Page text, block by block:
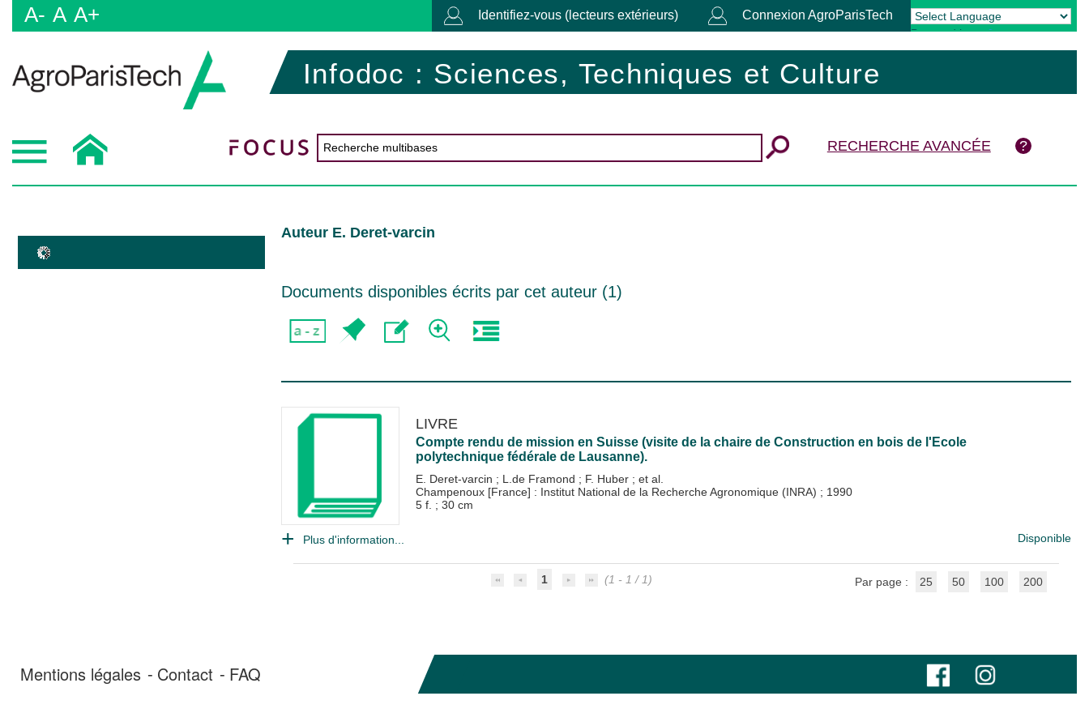
A- A A+ Identifiez-vous (lecteurs extérieurs) Connexion AgroParisTech
Powered by Translate
Infodoc : Sciences, Techniques et Culture
RECHERCHE AVANCÉE
Auteur E. Deret-varcin
Documents disponibles écrits par cet auteur (1)
LIVRE
Compte rendu de mission en Suisse (visite de la chaire de Construction en bois de l'Ecole
polytechnique fédérale de Lausanne).
E. Deret-varcin ; L.de Framond ; F. Huber ; et al.
Champenoux [France] : Institut National de la Recherche Agronomique (INRA) ; 1990
5 f. ; 30 cm
Plus d'information... Disponible
1 (1 - 1 / 1) Par page : 25 50 100 200
Mentions légales Contact FAQ